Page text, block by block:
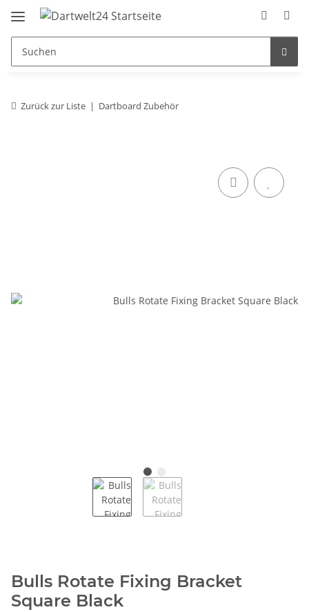
Zurück zur Liste Dartboard Zubehör
Bulls Rotate Fixing Bracket
Square Black